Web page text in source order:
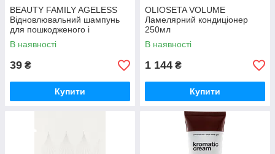
BEAUTY FAMILY AGELESS
Відновлювальний шампунь
для пошкодженого і
ослабленого волосся 10мл
В наявності
39 ₴
Купити
OLIOSETA VOLUME
Ламелярний кондиціонер
250мл
В наявності
1 144 ₴
Купити